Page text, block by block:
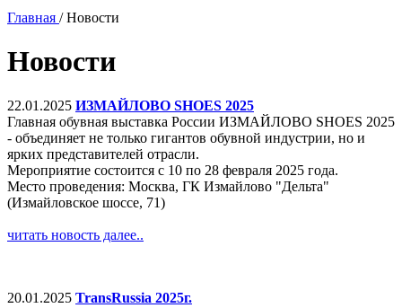
Главная /Новости
Новости
22.01.2025 ИЗМАЙЛОВО SHOES 2025
Главная обувная выставка России ИЗМАЙЛОВО SHOES 2025
- объединяет не только гигантов обувной индустрии, но и
ярких представителей отрасли.
Мероприятие состоится с 10 по 28 февраля 2025 года.
Место проведения: Москва, ГК Измайлово "Дельта"
(Измайловское шоссе, 71)
читать новость далее..
20.01.2025 TransRussia 2025г.